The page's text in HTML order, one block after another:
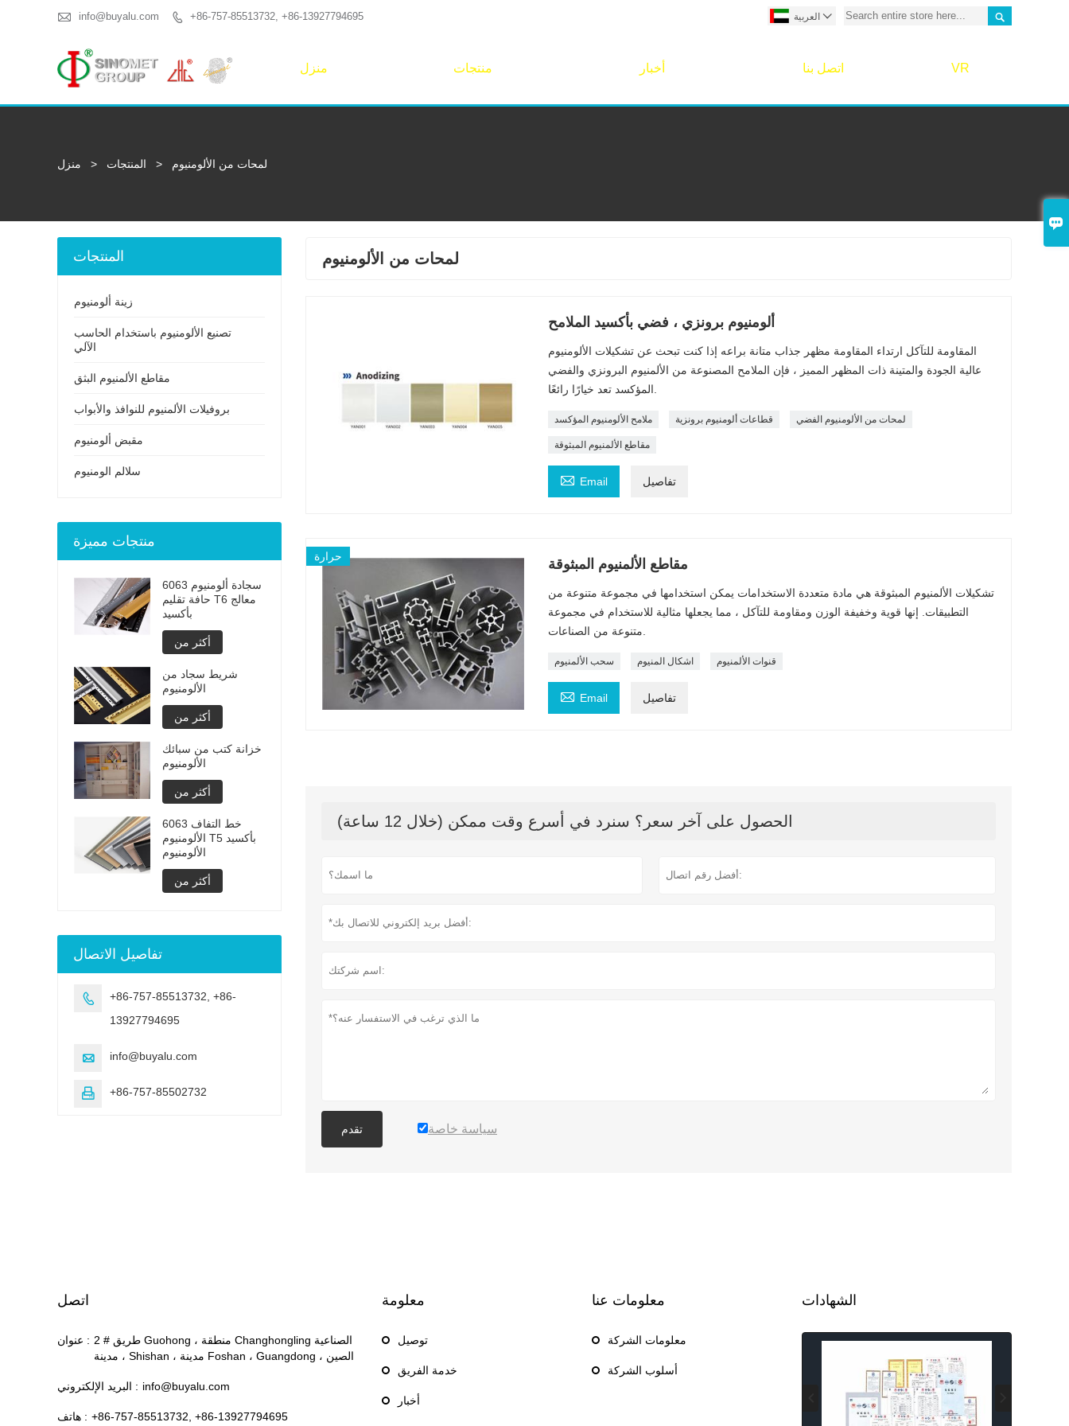

 info@buyalu.com  +86-757-85513732, +86-13927794695  العربية 
منزل منتجات أخبار اتصل بنا VR
منزل > المنتجات > لمحات من الألومنيوم
لمحات من الألومنيوم
ألومنيوم برونزي ، فضي بأكسيد الملامح
المقاومة للتآكل ارتداء المقاومة مظهر جذاب متانة براعه إذا كنت تبحث عن تشكيلات الألومنيوم
عالية الجودة والمتينة ذات المظهر المميز ، فإن الملامح المصنوعة من الألمنيوم البرونزي والفضي
ملامح الألومنيوم المؤكسد قطاعات ألومنيوم برونزية لمحات من الألومنيوم الفضي
مقاطع الألمنيوم المبثوقة
 Email تفاصيل
حرارة مقاطع الألمنيوم المبثوقة
تشكيلات الألمنيوم المبثوقة هي مادة متعددة الاستخدامات يمكن استخدامها في مجموعة متنوعة من
التطبيقات. إنها قوية وخفيفة الوزن ومقاومة للتآكل ، مما يجعلها مثالية للاستخدام في مجموعة
سحب الألمنيوم اشكال المنيوم قنوات الألمنيوم
 Email تفاصيل
الحصول على آخر سعر؟ سنرد في أسرع وقت ممكن (خلال 12 ساعة)
تقدم سياسة خاصة
المنتجات
زينة ألومنيوم
تصنيع الألومنيوم باستخدام الحاسب
الآلي
مقاطع الألمنيوم البثق
بروفيلات الألمنيوم للنوافذ والأبواب
مقبض ألومنيوم
سلالم الومنيوم
منتجات مميزة
6063 سجادة ألومنيوم
حافة تقليم T6 معالج
بأكسيد
أكثر من
شريط سجاد من
الألومنيوم
أكثر من
خزانة كتب من سبائك
الألومنيوم
أكثر من
6063 خط التفاف
الألومنيوم T5 بأكسيد
الألومنيوم
أكثر من
تفاصيل الاتصال

+86-757-85513732, +86-
13927794695
 info@buyalu.com
 +86-757-85502732
اتصل
عنوان : 2 # طريق Guohong ، منطقة Changhongling الصناعية
، مدينة Shishan ، مدينة Foshan ، Guangdong ، الصين
البريد الإلكتروني : info@buyalu.com
هاتف : +86-757-85513732, +86-13927794695
معلومة
توصيل
خدمة الفريق
أخبار
معلومات عنا
معلومات الشركة
أسلوب الشركة
الشهادات